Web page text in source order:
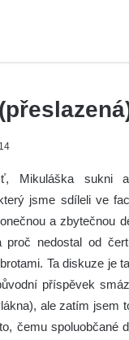
Mikuláška sukni
jsme sdíleli ve
a zbytečnou
nedostal od
Ta diskuze je
příspěvek
ale zatím jsem
čemu spoluobčané